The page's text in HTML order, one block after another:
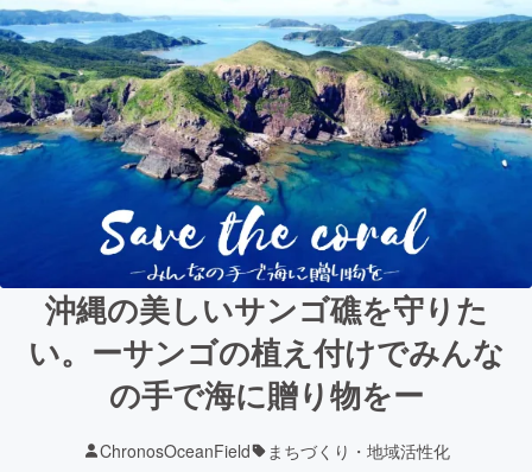
沖縄の美しいサンゴ礁を守りた
い。ーサンゴの植え付けでみんな
の手で海に贈り物をー
ChronosOceanField まちづくり・地域活性化